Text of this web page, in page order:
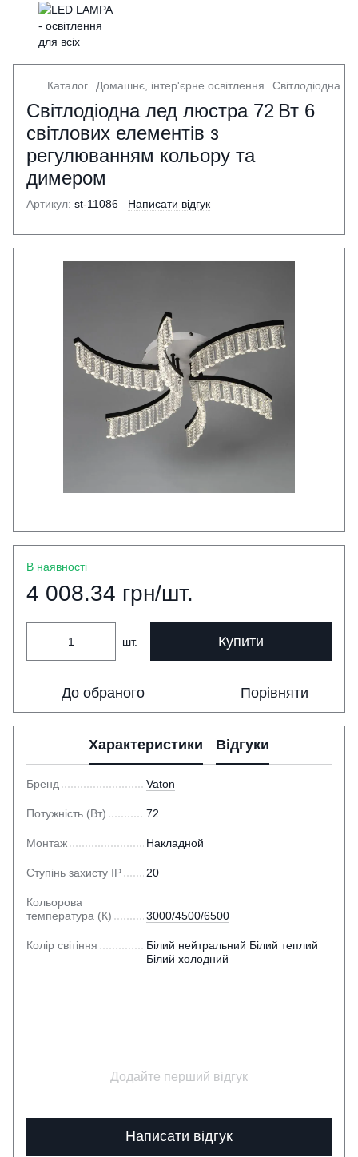
Каталог Домашнє, інтер'єрне освітлення Світлодіодна
Світлодіодна лед люстра 72 Вт 6
світлових елементів з
регулюванням кольору та
димером
Артикул: st-11086 Написати відгук
В наявності
4 008.34 грн/шт.
шт. Купити
До обраного Порівняти
Характеристики Відгуки
Бренд Vaton
Потужність (Вт) 72
Монтаж Накладной
Ступінь захисту IP 20
Кольорова
температура (К)
3000/4500/6500
Колір світіння
Білий нейтральний Білий теплий
Білий холодний
Додайте перший відгук
Написати відгук